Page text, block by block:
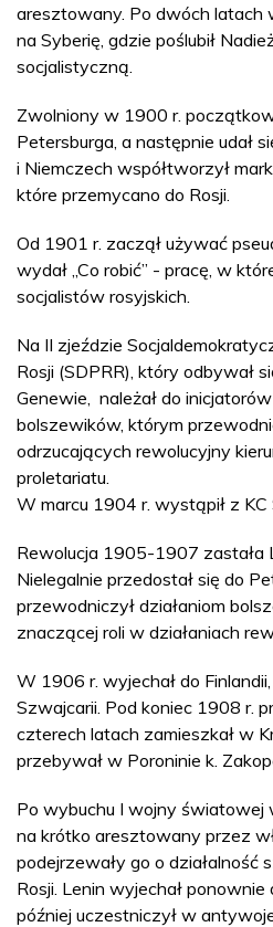
aresztowany. Po dwóch latach
na Syberię, gdzie poślubił
socjalistyczną.
Zwolniony w 1900 r.
Petersburga, a następnie udał
i Niemczech współtworzył
które przemycano do Rosji.
Od 1901 r. zaczął używać
wydał „Co robić” - pracę, w
socjalistów rosyjskich.
Na II zjeździe
Rosji (SDPRR), który odbywał
Genewie, należał do
bolszewików, którym
odrzucających rewolucyjny
proletariatu.
W marcu 1904 r. wystąpił z KC
Rewolucja 1905-1907 zastała
Nielegalnie przedostał się do
przewodniczył działaniom
znaczącej roli w działaniach
W 1906 r. wyjechał do
Szwajcarii. Pod koniec 1908 r.
czterech latach zamieszkał w
przebywał w Poroninie k.
Po wybuchu I wojny światowej
na krótko aresztowany przez
podejrzewały go o działalność
Rosji. Lenin wyjechał
później uczestniczył w